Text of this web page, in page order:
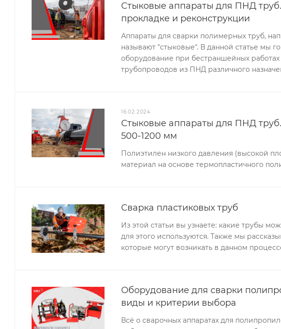
Стыковые аппараты для ПНД
прокладке и реконструкции
Аппараты для сварки полимерных труб,
называют "стыковые". В данной статье мы
оборудование при бестраншейных
трубопроводов из ПНД различного
16.02.2024
Стыковые аппараты для ПНД
500-1200 мм
Полиэтилен низкого давления (высокой
материал на основе термопластичного
Сварка пластиковых труб
Из этой статьи вы узнаете: какие трубы
для этого используются. Также мы
которые могут возникать в данном
Оборудование для сварки
виды и критерии выбора
Всё о сварочных аппаратах для